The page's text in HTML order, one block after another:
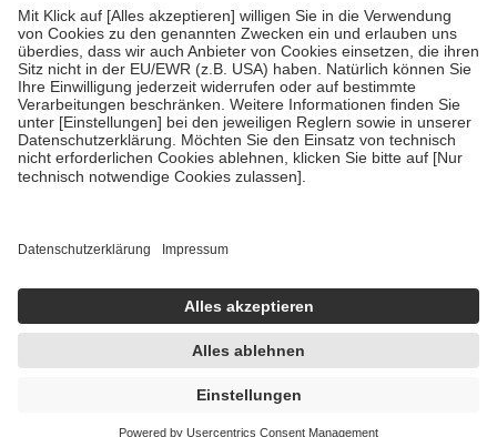
Verordnung.
Um das Engagement der Versicherten für ihre eigene Gesundheit zu
stärken und die besondere Stellung der Familie zu unterstützen,
fallenkeine Zuzahlungenan bei:
• Kindern und Jugendlichen bis zum vollendeten 18. Lebensjahr
mit Ausnahme der Fahrkosten
• Untersuchungen zur Vorsorge und Früherkennung, die von der
GKV getragen werden
Einholung von Bewertungen. Trusted Shops hat Maßnahmen
getroffen, um sicherzustellen, dass es sich um echte Bewertungen
handelt. Mehr Informationen findest du hier:
https://help.etrusted.com/hc/de/articles/4419944605341